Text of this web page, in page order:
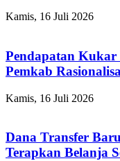
Kamis, 16 Juli 2026
Pendapatan Kukar
Pemkab
Kamis, 16 Juli 2026
Dana Transfer
Terapkan Belanja